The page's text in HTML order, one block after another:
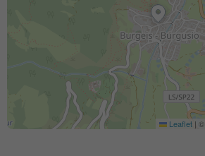
Leaflet | ©